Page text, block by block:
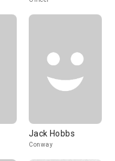
Jack Hobbs
Conway